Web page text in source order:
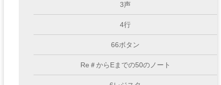
3声
4行
66ボタン
Re＃からEまでの50のノート